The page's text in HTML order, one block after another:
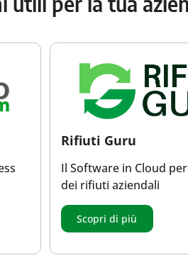
Rifiuti Guru
Il Software in Cloud
dei rifiuti aziendali
Scopri di più